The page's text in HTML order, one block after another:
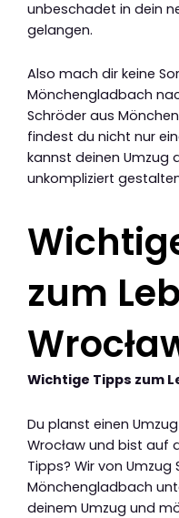
unbeschadet in dein
gelangen.
Also mach dir keine
Mönchengladbach
Schröder aus
findest du nicht nur
kannst deinen Umzug
unkompliziert
zum
Wichtige Tipps zum
Du planst einen
Wrocław und bist auf
Tipps? Wir von Umzug
Mönchengladbach
deinem Umzug und